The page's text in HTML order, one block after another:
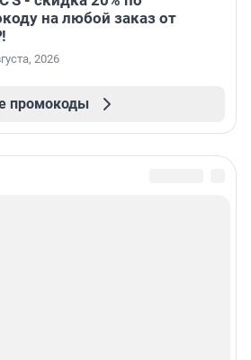
на любой заказ от
2026
промокоды